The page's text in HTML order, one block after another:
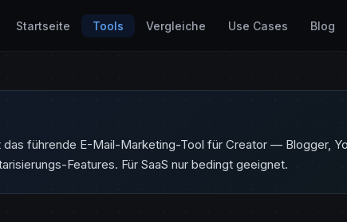
Startseite Tools Vergleiche Use Cases Blog
führende E-Mail-Marketing-Tool für Creator — Blogger,
Features. Für SaaS nur bedingt geeignet.